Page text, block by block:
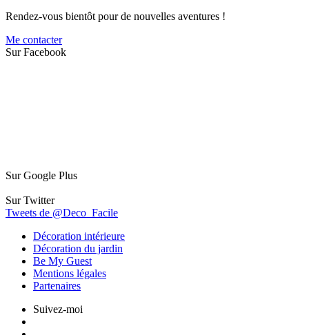
Rendez-vous bientôt pour de nouvelles aventures !
Me contacter
Sur Facebook
Sur Google Plus
Sur Twitter
Tweets de @Deco_Facile
Décoration intérieure
Décoration du jardin
Be My Guest
Mentions légales
Partenaires
Suivez-moi